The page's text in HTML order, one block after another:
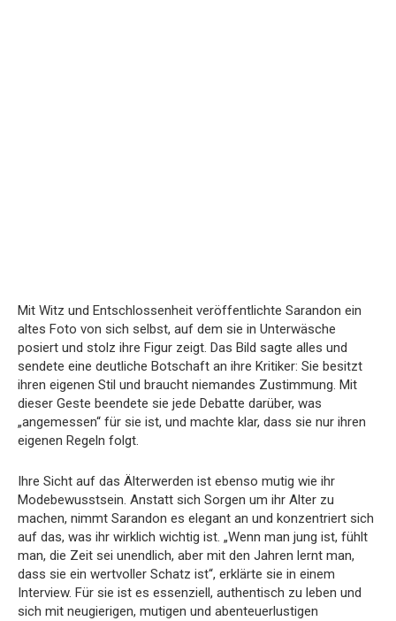
Mit Witz und Entschlossenheit veröffentlichte Sarandon ein
altes Foto von sich selbst, auf dem sie in Unterwäsche
posiert und stolz ihre Figur zeigt. Das Bild sagte alles und
sendete eine deutliche Botschaft an ihre Kritiker: Sie besitzt
ihren eigenen Stil und braucht niemandes Zustimmung. Mit
dieser Geste beendete sie jede Debatte darüber, was
„angemessen“ für sie ist, und machte klar, dass sie nur ihren
eigenen Regeln folgt.
Ihre Sicht auf das Älterwerden ist ebenso mutig wie ihr
Modebewusstsein. Anstatt sich Sorgen um ihr Alter zu
machen, nimmt Sarandon es elegant an und konzentriert sich
auf das, was ihr wirklich wichtig ist. „Wenn man jung ist, fühlt
man, die Zeit sei unendlich, aber mit den Jahren lernt man,
dass sie ein wertvoller Schatz ist“, erklärte sie in einem
Interview. Für sie ist es essenziell, authentisch zu leben und
sich mit neugierigen, mutigen und abenteuerlustigen